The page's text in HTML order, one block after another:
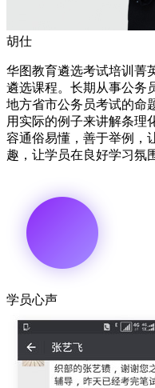
胡仕
华图教育遴选考试培训菁
遴选课程。长期从事公务
地方省市公务员考试的命
用实际的例子来讲解条理
容通俗易懂，善于举例，
趣，让学员在良好学习氛
学员心声